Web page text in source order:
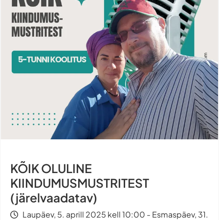
KÕIK OLULINE
KIINDUMUSMUSTRITEST
(järelvaadatav)
Laupäev, 5. aprill 2025 kell 10:00 - Esmaspäev, 31.